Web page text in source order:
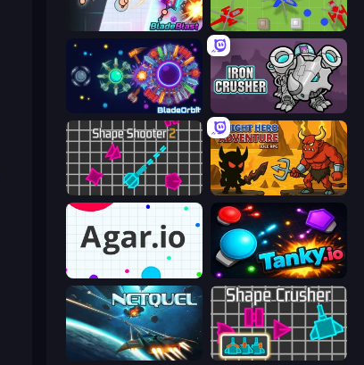
BladeBlast.io Copter.io
BladeOrbit.io Iron Crusher
Shape Shooter 2 Knight Hero Adventure Idle RPG
Agar.io Tanky.io
Netquel Shape Crusher